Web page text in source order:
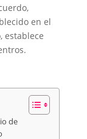
en el
establece
de